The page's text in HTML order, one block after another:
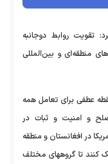
تقویت روابط دوجانبه
منطقه‌ای و بین‌المللی
عطفی برای تعامل همه
صلح و امنیت و ثبات در
در افغانستان و منطقه
کنند تا گروههای مختلف